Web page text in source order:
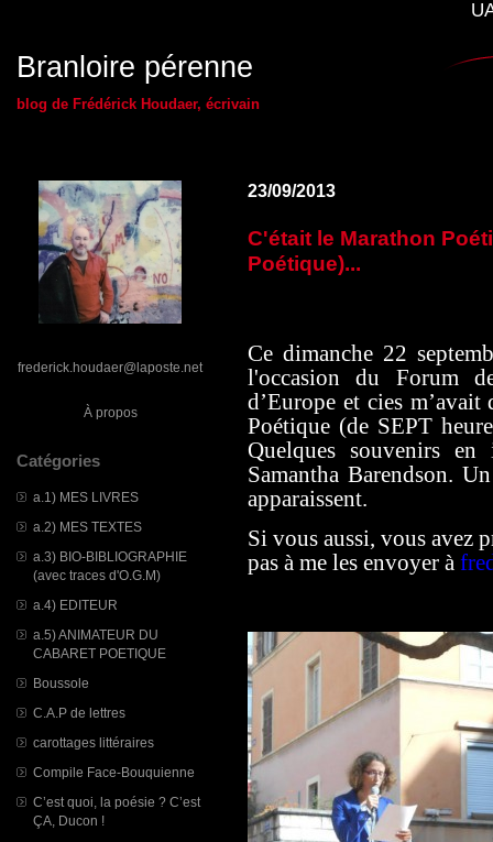
Branloire pérenne
blog de Frédérick Houdaer, écrivain
frederick.houdaer@laposte.net
À propos
Catégories
a.1) MES LIVRES
a.2) MES TEXTES
a.3) BIO-BIBLIOGRAPHIE
(avec traces d'O.G.M)
a.4) EDITEUR
a.5) ANIMATEUR DU
CABARET POETIQUE
Boussole
C.A.P de lettres
carottages littéraires
Compile Face-Bouquienne
C’est quoi, la poésie ? C’est
ÇA, Ducon !
23/09/2013
C'était le Marathon
Poétique)...
Ce dimanche 22
l'occasion du Forum
d’Europe et cies
Poétique (de SEPT
Quelques souvenirs
Samantha Barendson.
apparaissent.
Si vous aussi, vous avez
pas à me les envoyer à